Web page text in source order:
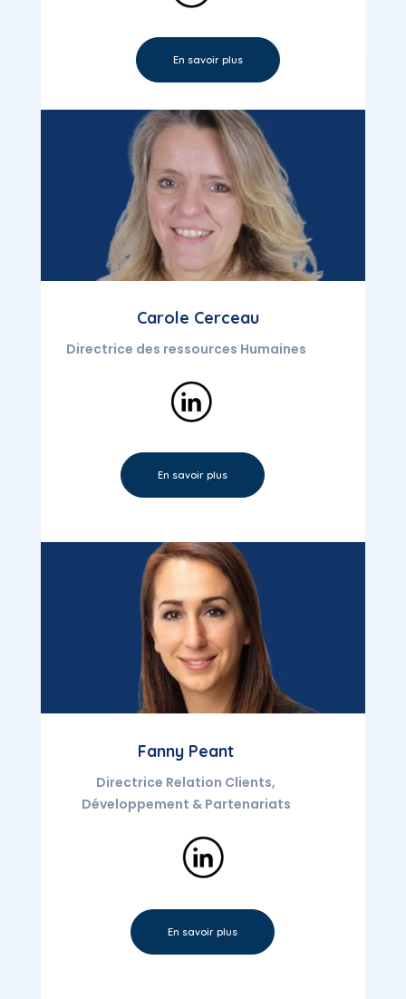
En savoir plus
Carole Cerceau
Directrice des ressources Humaines
En savoir plus
Fanny Peant
Directrice Relation Clients,
Développement & Partenariats
En savoir plus